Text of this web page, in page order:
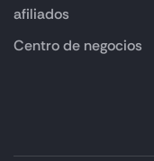
afiliados
Centro de negocios